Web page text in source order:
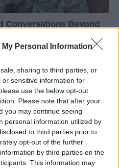
My Personal Information
sharing to third parties, or
sensitive information for
use the below opt-out
Please note that after your
you may continue seeing
personal information utilized by
to third parties prior to
opt-out of the further
by third parties on the
This information may